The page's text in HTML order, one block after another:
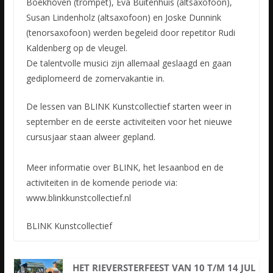
Boekhoven (trompet), Eva Buitenhuis (altsaxofoon),
Susan Lindenholz (altsaxofoon) en Joske Dunnink
(tenorsaxofoon) werden begeleid door repetitor Rudi
Kaldenberg op de vleugel.
De talentvolle musici zijn allemaal geslaagd en gaan
gediplomeerd de zomervakantie in.
De lessen van BLINK Kunstcollectief starten weer in
september en de eerste activiteiten voor het nieuwe
cursusjaar staan alweer gepland.
Meer informatie over BLINK, het lesaanbod en de
activiteiten in de komende periode via:
www.blinkkunstcollectief.nl
BLINK Kunstcollectief
HET RIEVERSTERFEEST VAN 10 T/M 14 JUL